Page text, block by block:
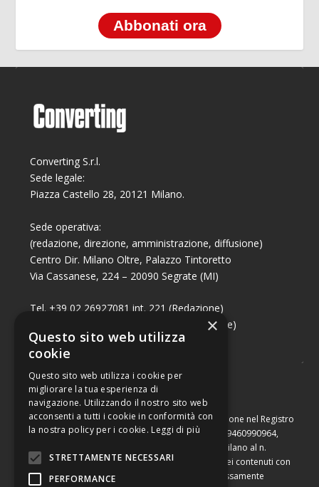
Abbonati ora
Converting S.r.l.
Sede legale:
Piazza Castello 28, 20121 Milano.
Sede operativa:
(redazione, direzione, amministrazione, diffusione)
Centro Dir. Milano Oltre, Palazzo Tintoretto
Via Cassanese, 224 – 20090 Segrate (MI)
Tel. +39 02 26927081 int. 221 (Redazione)
Tel. +39 02 26927081 int. 224 (Commerciale)
Fax +39 02 26951006
Capitale sociale di Euro 10.000,00 – Numero di iscrizione nel Registro
delle Imprese di Milano, partita Iva e codice fiscale 09460990964,
iscritta al Repertorio Economico Amministrativo di Milano al n.
2091710. È vietata la riproduzione, anche parziale, dei contenuti con
qualsiasi mezzo, compresa la stampa, se non espressamente
×
Questo sito web utilizza
cookie
Questo sito web utilizza i cookie per
migliorare la tua esperienza di
navigazione. Utilizzando il nostro sito web
acconsenti a tutti i cookie in conformità con
la nostra policy per i cookie. Leggi di più
STRETTAMENTE NECESSARI
PERFORMANCE